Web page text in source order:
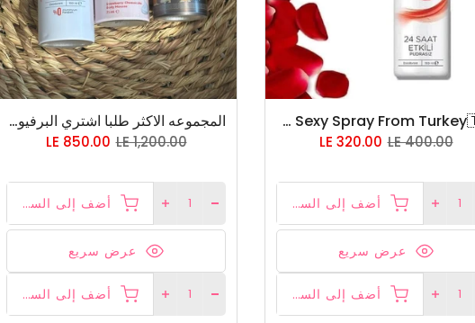
🇹🇷Watsons So Sexy Spray From Turkey🇹🇷 جبتلكم اسبراى سو سكسى و طبعا باين ع اسمه😂❤ معطر للاماكن الحساسه
LE 400.00
LE 320.00
أضف إلى السلة
عرض سريع
أضف إلى السلة
المجموعه الاكثر طلبا اشتري البرفيوم الايطالي وفوم التشيزكيك هتاخدي سو سيكسي هديه
LE 1,200.00
LE 850.00
أضف إلى السلة
عرض سريع
أضف إلى السلة